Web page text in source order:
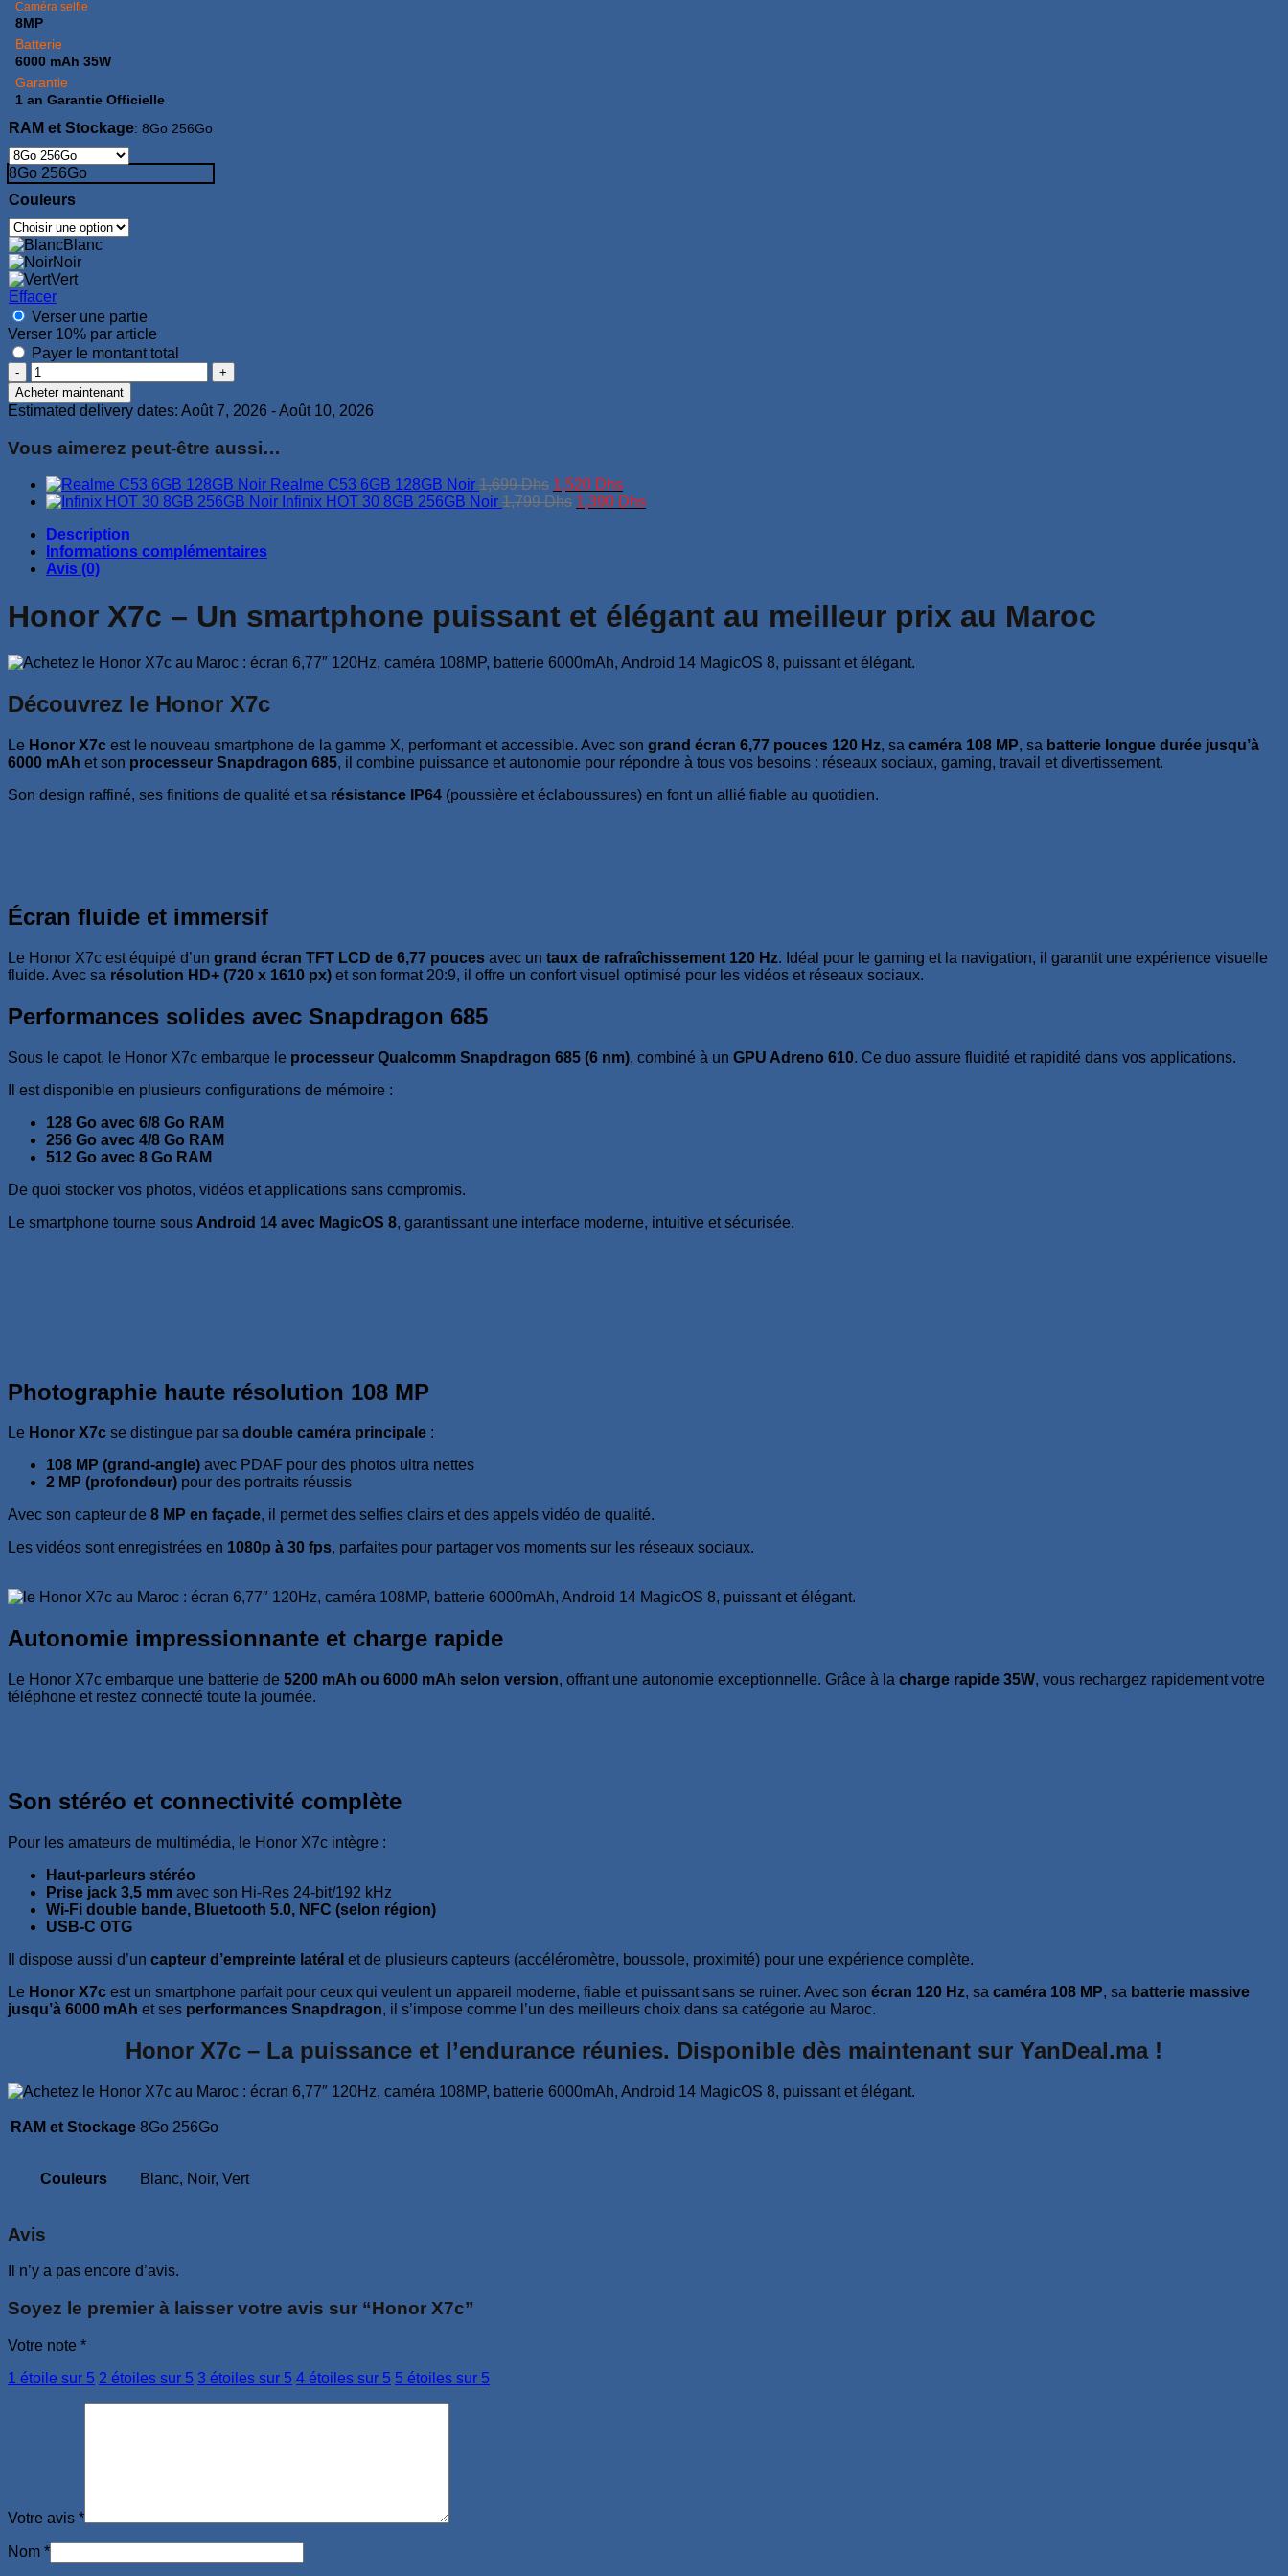
Caméra selfie
8MP
Batterie
6000 mAh 35W
Garantie
1 an Garantie Officielle
RAM et Stockage: 8Go 256Go
8Go 256Go
Couleurs
Blanc
Noir
Vert
Effacer
Verser une partie
Verser 10% par article
Payer le montant total
quantité
de
Honor
X7c
Acheter maintenant
Estimated delivery dates: Août 7, 2026 - Août 10, 2026
Vous aimerez peut-être aussi…
Realme C53 6GB 128GB Noir 1,699Dhs Le
prix
1,520 DhsLe
prix
Infinix HOT 30 8GB 256GB Noir 1,799Dhs Le
1,390 DhsLe
Description
Informations complémentaires
Avis (0)
Honor X7c – Un smartphone puissant et élégant au meilleur prix au Maroc
Découvrez le Honor X7c
Le Honor X7c est le nouveau smartphone de la gamme X, performant et accessible. Avec son grand écran 6,77 pouces 120 Hz, sa caméra 108 MP, sa batterie longue durée jusqu’à
6000 mAh et son processeur Snapdragon 685, il combine puissance et autonomie pour répondre à tous vos besoins : réseaux sociaux, gaming, travail et divertissement.
Son design raffiné, ses finitions de qualité et sa résistance IP64 (poussière et éclaboussures) en font un allié fiable au quotidien.
Écran fluide et immersif
Le Honor X7c est équipé d’un grand écran TFT LCD de 6,77 pouces avec un taux de rafraîchissement 120 Hz. Idéal pour le gaming et la navigation, il garantit une expérience visuelle
fluide. Avec sa résolution HD+ (720 x 1610 px) et son format 20:9, il offre un confort visuel optimisé pour les vidéos et réseaux sociaux.
Performances solides avec Snapdragon 685
Sous le capot, le Honor X7c embarque le processeur Qualcomm Snapdragon 685 (6 nm), combiné à un GPU Adreno 610. Ce duo assure fluidité et rapidité dans vos applications.
Il est disponible en plusieurs configurations de mémoire :
128 Go avec 6/8 Go RAM
256 Go avec 4/8 Go RAM
512 Go avec 8 Go RAM
De quoi stocker vos photos, vidéos et applications sans compromis.
Le smartphone tourne sous Android 14 avec MagicOS 8, garantissant une interface moderne, intuitive et sécurisée.
Photographie haute résolution 108 MP
Le Honor X7c se distingue par sa double caméra principale :
108 MP (grand-angle) avec PDAF pour des photos ultra nettes
2 MP (profondeur) pour des portraits réussis
Avec son capteur de 8 MP en façade, il permet des selfies clairs et des appels vidéo de qualité.
Les vidéos sont enregistrées en 1080p à 30 fps, parfaites pour partager vos moments sur les réseaux sociaux.
Autonomie impressionnante et charge rapide
Le Honor X7c embarque une batterie de 5200 mAh ou 6000 mAh selon version, offrant une autonomie exceptionnelle. Grâce à la charge rapide 35W, vous rechargez rapidement votre
téléphone et restez connecté toute la journée.
Son stéréo et connectivité complète
Pour les amateurs de multimédia, le Honor X7c intègre :
Haut-parleurs stéréo
Prise jack 3,5 mm avec son Hi-Res 24-bit/192 kHz
Wi-Fi double bande, Bluetooth 5.0, NFC (selon région)
USB-C OTG
Il dispose aussi d’un capteur d’empreinte latéral et de plusieurs capteurs (accéléromètre, boussole, proximité) pour une expérience complète.
Le Honor X7c est un smartphone parfait pour ceux qui veulent un appareil moderne, fiable et puissant sans se ruiner. Avec son écran 120 Hz, sa caméra 108 MP, sa batterie massive
jusqu’à 6000 mAh et ses performances Snapdragon, il s’impose comme l’un des meilleurs choix dans sa catégorie au Maroc.
Honor X7c – La puissance et l’endurance réunies. Disponible dès maintenant sur YanDeal.ma !
RAM et Stockage 8Go 256Go
Couleurs Blanc, Noir, Vert
Avis
Il n’y a pas encore d’avis.
Soyez le premier à laisser votre avis sur “Honor X7c”
Votre note *
1 étoile sur 5 2 étoiles sur 5 3 étoiles sur 5 4 étoiles sur 5 5 étoiles sur 5
Votre avis *
Nom *